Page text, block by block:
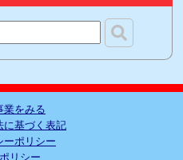
業をみる
に基づく表記
ーポリシー
リシー